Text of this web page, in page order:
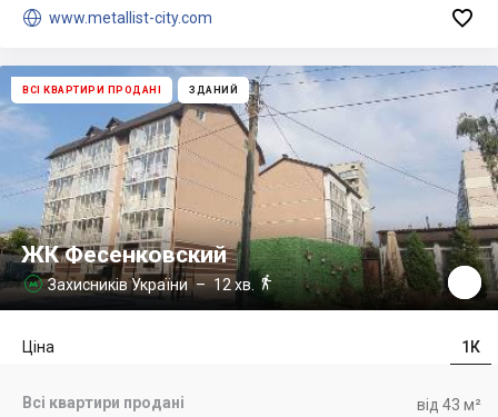
 www.metallist-city.com 
ВСІ КВАРТИРИ ПРОДАНІ ЗДАНИЙ
ЖК Фесенковский
 Захисників України– 12 хв. 
1К
Ціна
від 43 м²
Всі квартири продані